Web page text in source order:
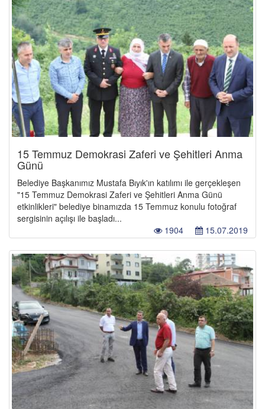
15 Temmuz Demokrasi Zaferi ve Şehitleri Anma
Günü
Belediye Başkanımız Mustafa Bıyık'ın katılımı ile gerçekleşen
"15 Temmuz Demokrasi Zaferi ve Şehitleri Anma Günü
etkinlikleri" belediye binamızda 15 Temmuz konulu fotoğraf
sergisinin açılışı ile başladı...
15.07.2019
1904